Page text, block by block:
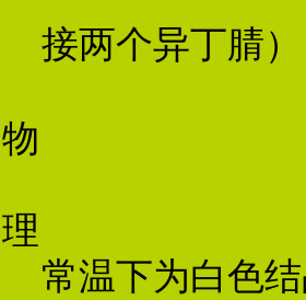
接两个异丁腈）
物
理
常温下为白色结